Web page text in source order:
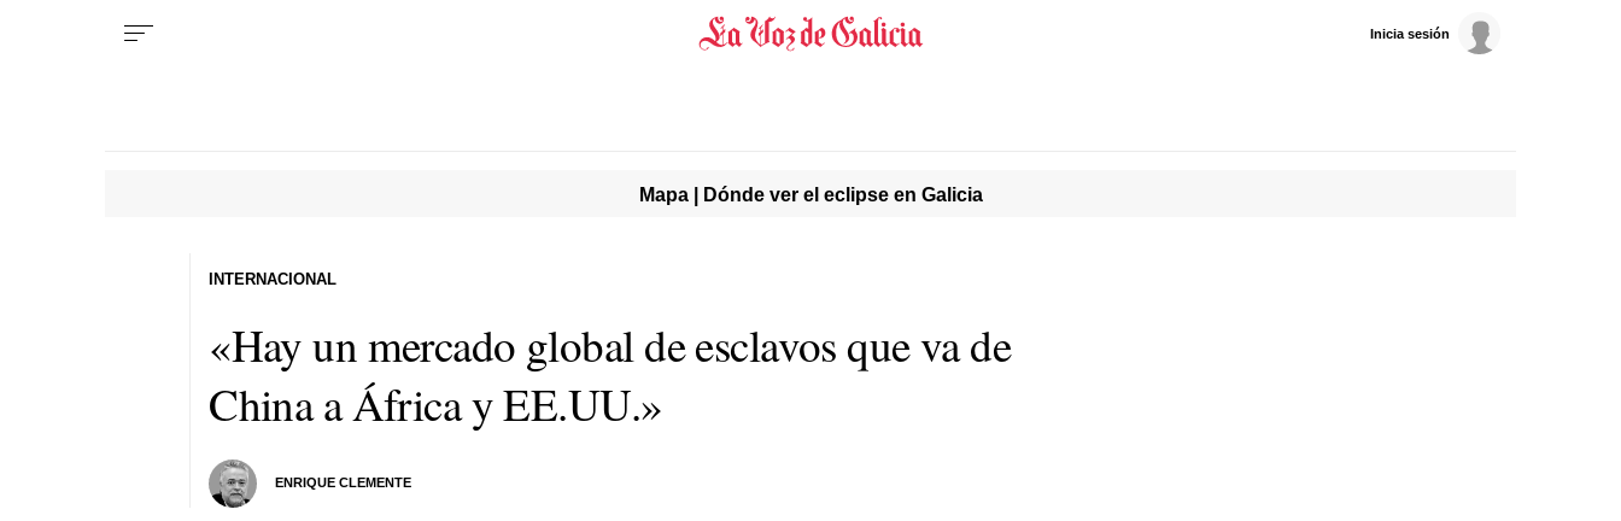
Inicia sesión
Mapa | Dónde ver el eclipse en Galicia
«Hay un mercado global de esclavos que va de
China a África y EE.UU.»
ENRIQUE CLEMENTE
INTERNACIONAL